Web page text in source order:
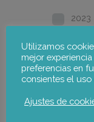
2023
2022
2021
2020
Utilizamos
mejor
preferencias en
consientes el uso
Ajustes de